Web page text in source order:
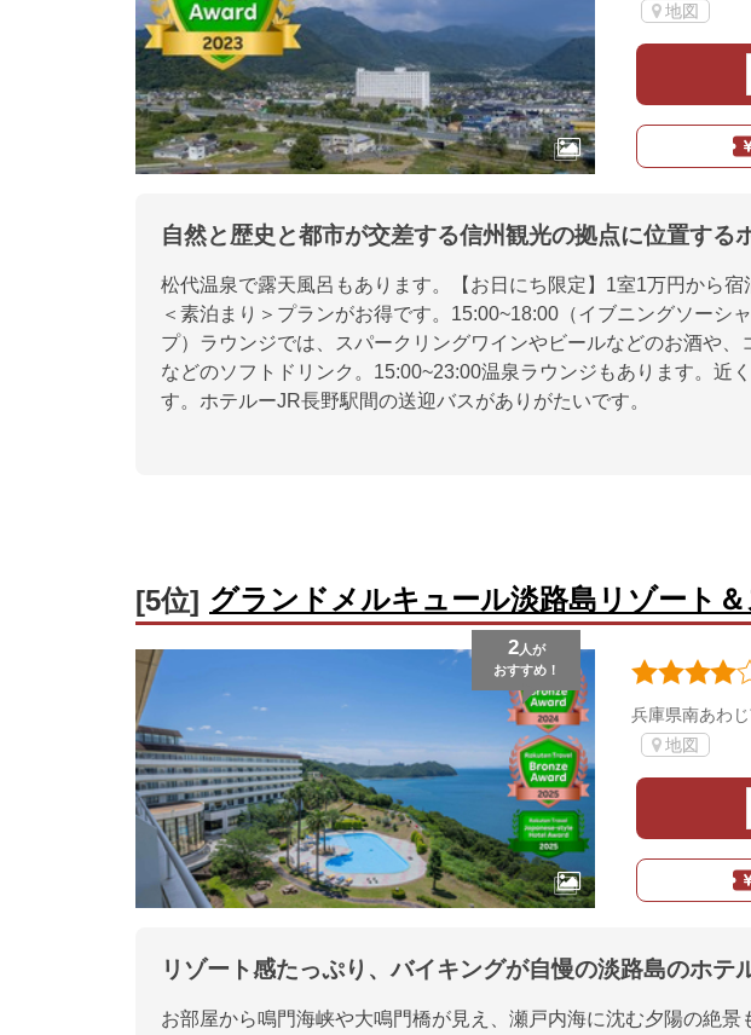
地図
自然と歴史と都市が交差する信州観光の拠点に位置する
松代温泉で露天風呂もあります。【お日にち限定】1室1万円から
＜素泊まり＞プランがお得です。15:00~18:00（イブニングソーシ
プ）ラウンジでは、スパークリングワインやビールなどのお酒や
などのソフトドリンク。15:00~23:00温泉ラウンジもあります。近
す。ホテルーJR長野駅間の送迎バスがありがたいです。
[5位] グランドメルキュール淡路島リゾート
2人が
おすすめ！
兵庫県南あわ
地図
リゾート感たっぷり、バイキングが自慢の淡路島のホテ
お部屋から鳴門海峡や大鳴門橋が見え、瀬戸内海に沈む夕陽の絶景